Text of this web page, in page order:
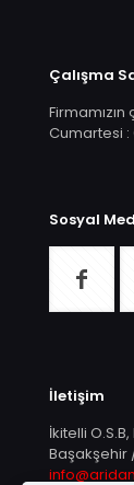
Çalışma
Cumartesi :
Sosyal
İletişim
İkitelli
Başakşehir